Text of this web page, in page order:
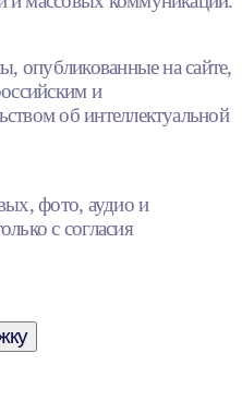
опубликованные на сайте,
и
об интеллектуальной
фото, аудио и
с согласия